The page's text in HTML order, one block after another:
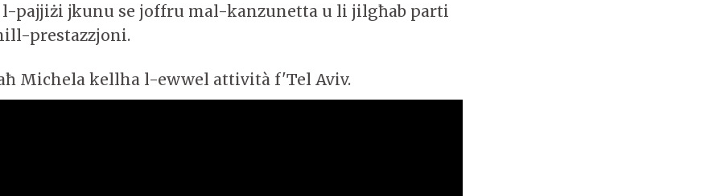
pajjiżi jkunu se joffru mal-kanzunetta u li jilgħab parti
prestazzjoni.
Michela kellha l-ewwel attività f'Tel Aviv.